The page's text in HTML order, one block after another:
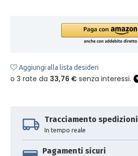
Aggiungi alla lista desideri
Tracciamento spedizioni
In tempo reale
Pagamenti sicuri